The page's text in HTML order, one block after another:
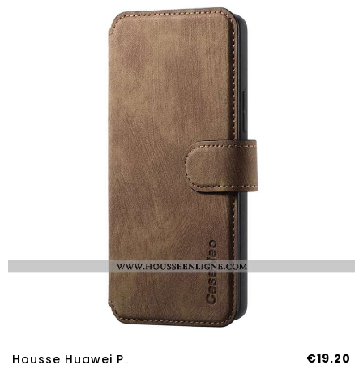
Housse Huawei Pura 80 Pro Coque Détachable CASENEO €19.20